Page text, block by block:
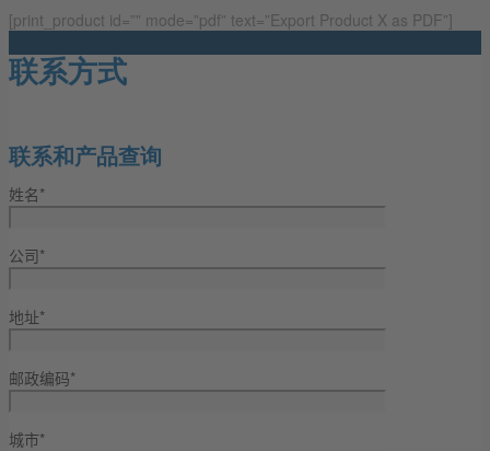
[print_product id=”” mode=”pdf” text=”Export Product X as PDF”]
联系方式
联系和产品查询
姓名*
公司*
地址*
邮政编码*
城市*